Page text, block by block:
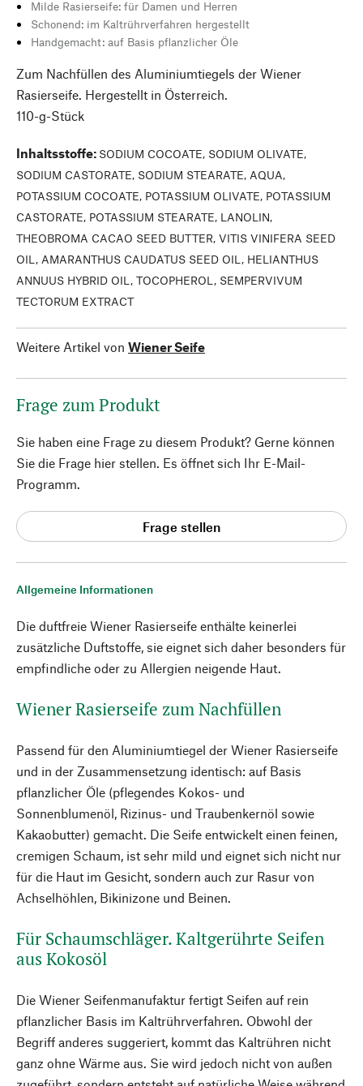
Allgemeine Informationen
Die duftfreie ­Wiener Rasierseife enthälte keinerlei
zusätzliche Duftstoffe, sie eignet sich daher besonders für
empfindliche oder zu Allergien neigende Haut.
Wiener Rasierseife zum Nachfüllen
Passend für den Aluminiumtiegel der Wiener Rasierseife
und in der Zusammensetzung identisch: auf Basis
pflanzlicher Öle (pflegendes Kokos- und
Sonnenblumenöl, Rizinus- und Traubenkernöl sowie
Kakaobutter) gemacht. Die Seife entwickelt einen ­feinen,
cremigen Schaum, ist sehr mild und eignet sich nicht nur
für die Haut im Gesicht, sondern auch zur Rasur von
Achselhöhlen, Bikinizone und Beinen.
Für Schaumschläger. Kaltgerührte Seifen
aus Kokosöl
Die Wiener Seifenmanufaktur fertigt Seifen auf rein
pflanzlicher Basis im Kaltrührverfahren. Obwohl der
Begriff anderes suggeriert, kommt das Kaltrühren nicht
ganz ohne Wärme aus. Sie wird jedoch nicht von außen
Milde Rasierseife: für Damen und Herren
Schonend: im Kaltrührverfahren hergestellt
Handgemacht: auf Basis pflanzlicher Öle
Zum Nachfüllen des Aluminiumtiegels der Wiener
Rasierseife. Hergestellt in Österreich.
110-g-Stück
Inhaltsstoffe: SODIUM COCOATE, SODIUM OLIVATE,
SODIUM CASTORATE, SODIUM STEARATE, AQUA,
POTASSIUM COCOATE, POTASSIUM OLIVATE, POTASSIUM
CASTORATE, POTASSIUM STEARATE, LANOLIN,
THEOBROMA CACAO SEED BUTTER, VITIS VINIFERA SEED
OIL, AMARANTHUS CAUDATUS SEED OIL, HELIANTHUS
ANNUUS HYBRID OIL, TOCOPHEROL, SEMPERVIVUM
TECTORUM EXTRACT
Weitere Artikel von Wiener Seife
Frage zum Produkt
Sie haben eine Frage zu diesem Produkt? Gerne können
Sie die Frage hier stellen. Es öffnet sich Ihr E-Mail-
Programm.
Frage stellen